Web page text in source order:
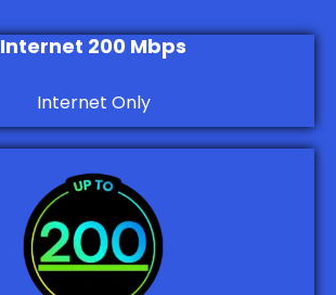
Internet 200 Mbps
Internet Only